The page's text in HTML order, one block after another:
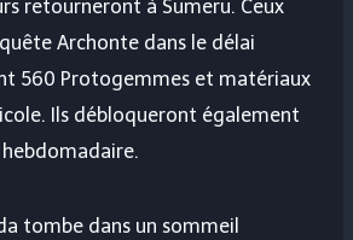
retourneront à Sumeru. Ceux
Archonte dans le délai
560 Protogemmes et matériaux
Ils débloqueront également
tombe dans un sommeil